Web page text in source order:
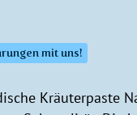
mit uns!
Kräuterpaste